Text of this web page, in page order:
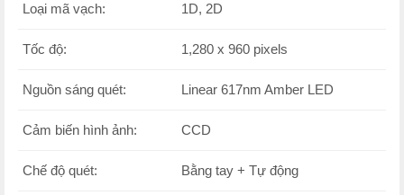
Loại mã vạch: 1D, 2D
Tốc độ: 1,280 x 960 pixels
Nguồn sáng quét: Linear 617nm Amber LED
Cảm biến hình ảnh: CCD
Chế độ quét: Bằng tay + Tự động